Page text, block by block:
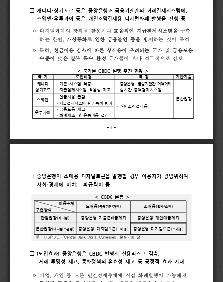
- -
□ 캐나다· 싱가포르  등은  중앙은행과  금융기관간의  거래결제시스템에
스웨덴· 우루과이  등은  개인소액결제용  디지털화폐  발행을  진행  중
ᄋ 디지털화폐의 장점을 활용하여 효율적인 지급결제시스템을 구축
하는 한편 , 가상통화로 인한 금융불안 등을 방지하는 것이 목적
ᄋ 특히 , 현금이용 감소에 따른 부작용이 우려되는 국가 및 금융포용
수준이 낮은 일부 특수 환경 국가들이 보다 적극적으로 검토
< 국가별 CBDC 발행 추진 현황 >
국 가 도입배경 특 징
기반기술
캐나다
싱가포르
기존 시스템 확충
지급결제시스템 효율성 제고
· 중앙은행 · 금융기관간
거액거래
· 실시간 총액결제시스템
분산원장
스웨덴
현금사용 급감
지급결제시스템 민간독점 방지
· 개인소액결제용
우루과이
금융포용 제고
화폐제조 및 유통비용 절감
중앙은행이  소매용  디지털토큰을  발행할  경우  이용자가  광범위하여
사회· 경제에  미치는  파급력이  큼
< CBDC 분류 >
이용주체
구현방식
도매용( 금융기관
/거액) 소매용( 일반/소액)
단일원장(계좌형) 중앙은행 지불준비금계좌 중앙은행 개인예금계좌
분산원장 디지털토큰형
) 중앙은행 디지털토큰 ( 도매용) 중앙은행 디지털토큰 소매용)
주 : BIS(’18.3), 「Central Bank Digital Currencies」분류기준 참조
□ (도입효과)  중앙은행은  CBDC  발행시  신용리스크  감축, 
거래 
투명성  제고,  통화정책의  유효성  제고  등  긍정적  효과  기대 
ᄋ 기업, 개인 등 모든 민간경제주체에 직접 화폐발행이
가능해져